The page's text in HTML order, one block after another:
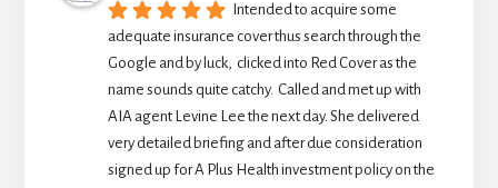
Intended to acquire some
adequate insurance cover thus search through the
Google and by luck,  clicked into Red Cover as the
name sounds quite catchy.  Called and met up with
AIA agent Levine Lee the next day. She delivered
very detailed briefing and after due consideration
signed up for A Plus Health investment policy on the